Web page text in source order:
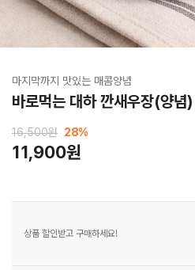
마지막까지 맛있는 매콤양념
바로먹는 대하 깐새우장(양
16,500원 28%
11,900원
상품 할인받고 구매하세요!